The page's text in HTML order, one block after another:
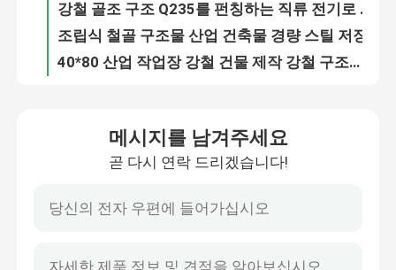
품질 관리
철골 구조물 저장소
철골 구조물 워크샵
가벼운 철골 구조물
불연성 ISO9001을 구축하는 조립식 다중 층 철골 구조물
OEM / ODM 아연도강 구조 플랫폼 공법 GB
산업적 조립식 철골 구조물 창고 철골 구조 건축물
메시지를 남겨주세요
곧 다시 연락 드리겠습니다!